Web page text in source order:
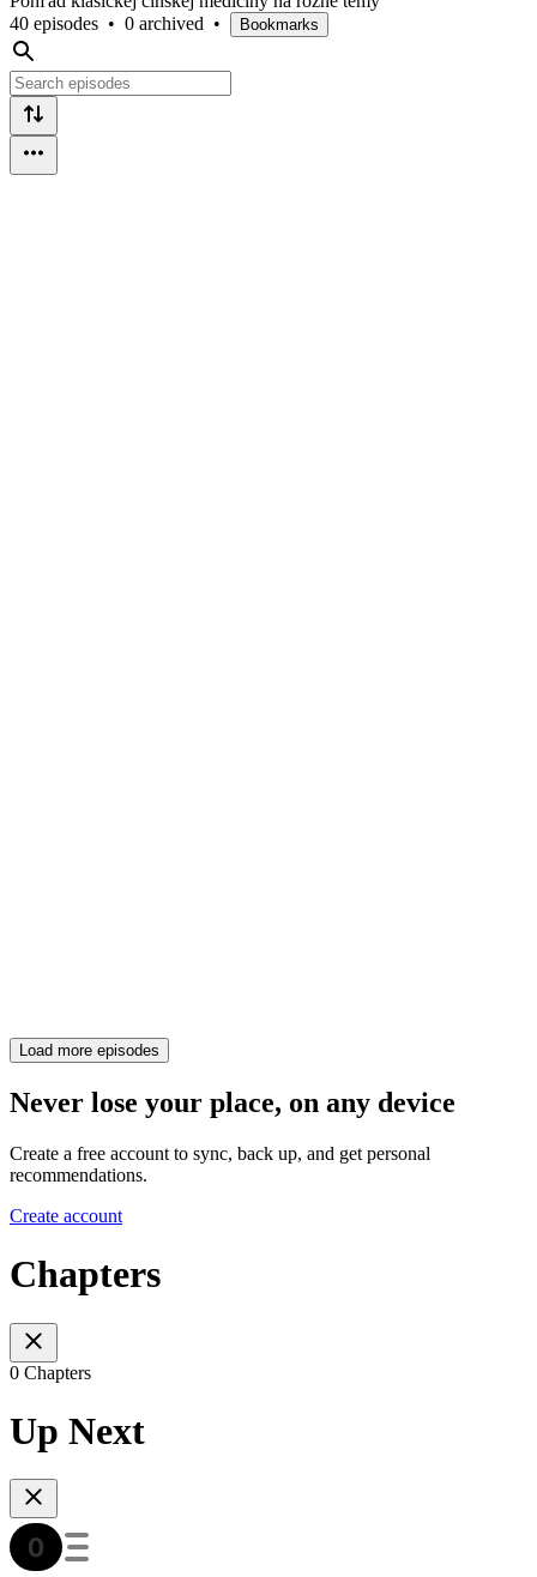
40 episodes • 0 archived • Bookmarks
Load more episodes
Never lose your place, on any device
Create a free account to sync, back up, and get personal
recommendations.
Create account
Chapters
0 Chapters
Up Next